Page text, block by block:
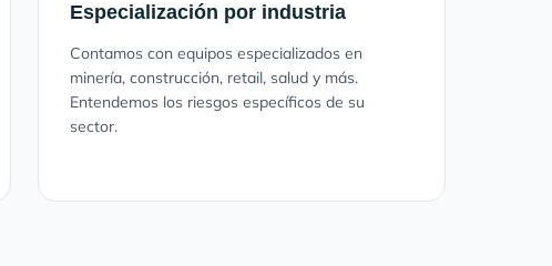
Especialización por industria
Contamos con equipos especializados en
minería, construcción, retail, salud y más.
Entendemos los riesgos específicos de su
sector.